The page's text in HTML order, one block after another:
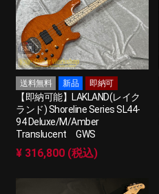
送料無料 新品 即納可
【即納可能】LAKLAND(レイク
ランド) Shoreline Series SL44-
94 Deluxe/M/Amber
Translucent GWS
¥ 316,800 (税込)